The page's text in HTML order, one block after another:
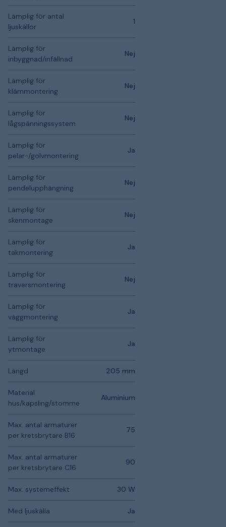
Lämplig för antal
ljuskällor
1
Lämplig för
inbyggnad/infällnad
Nej
Lämplig för
klämmontering
Nej
Lämplig för
lågspänningssystem
Nej
Lämplig för
pelar-/golvmontering
Ja
Lämplig för
pendelupphängning
Nej
Lämplig för
skenmontage
Nej
Lämplig för
takmontering
Ja
Lämplig för
traversmontering
Nej
Lämplig för
väggmontering
Ja
Lämplig för
ytmontage
Ja
Längd 205 mm
Material
hus/kapsling/stomme
Aluminium
Max. antal armaturer
per kretsbrytare B16
75
Max. antal armaturer
per kretsbrytare C16
90
Max. systemeffekt 30 W
Med ljuskälla Ja